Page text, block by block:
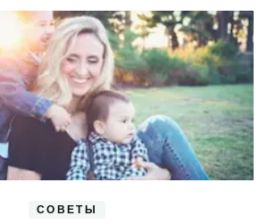
СОВЕТЫ